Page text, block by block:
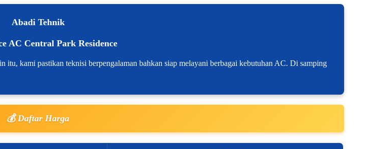
Abadi Tehnik
AC Central Park Residence
kami pastikan teknisi berpengalaman bahkan siap melayani berbagai kebutuhan AC. Di samping
💰 Daftar Harga